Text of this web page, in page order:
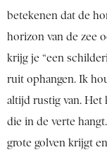
betekenen dat de
horizon van de zee
krijg je “een
ruit ophangen. Ik
altijd rustig van. Het
die in de verte
grote golven krijgt